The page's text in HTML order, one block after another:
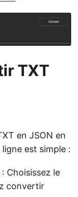
TXT
en JSON en
ligne est simple :
Choisissez le
convertir